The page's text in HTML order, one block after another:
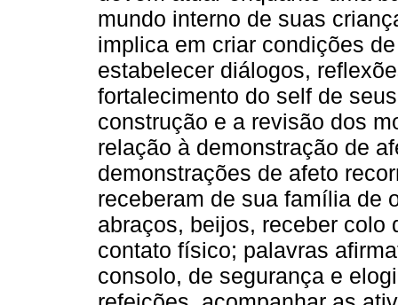
mundo interno de suas
implica em criar condições
estabelecer diálogos,
fortalecimento do self de
construção e a revisão dos
relação à demonstração de
demonstrações de afeto
receberam de sua família de
abraços, beijos, receber colo
contato físico; palavras
consolo, de segurança e